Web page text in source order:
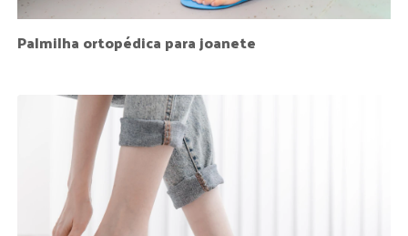
Palmilha ortopédica para joanete